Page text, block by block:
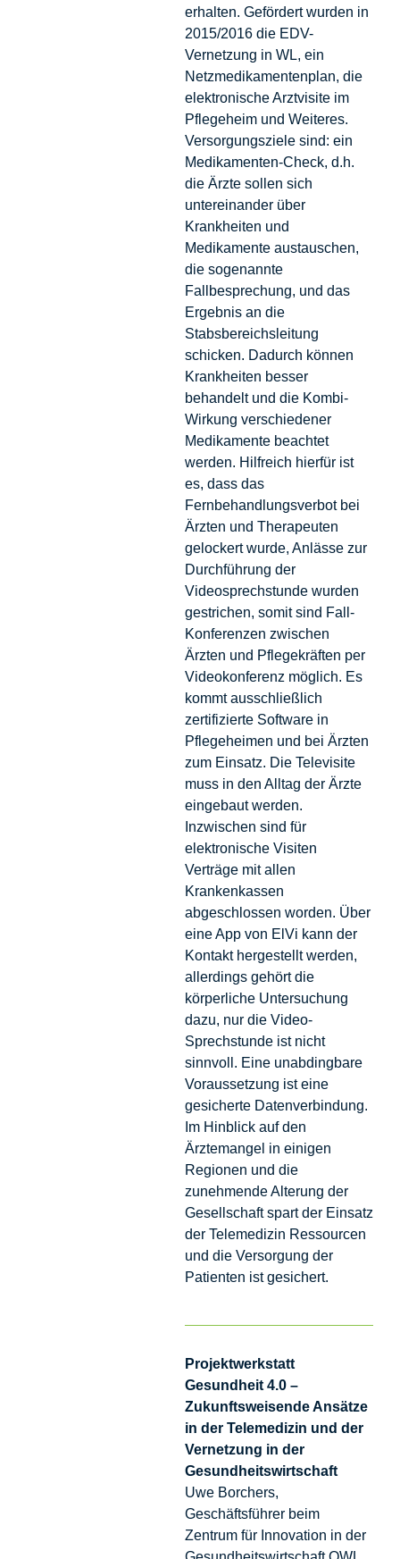
erhalten. Gefördert wurden in
2015/2016 die EDV-
Vernetzung in WL, ein
Netzmedikamentenplan, die
elektronische Arztvisite im
Pflegeheim und Weiteres.
Versorgungsziele sind: ein
Medikamenten-Check, d.h.
die Ärzte sollen sich
untereinander über
Krankheiten und
Medikamente austauschen,
die sogenannte
Fallbesprechung, und das
Ergebnis an die
Stabsbereichsleitung
schicken. Dadurch können
Krankheiten besser
behandelt und die Kombi-
Wirkung verschiedener
Medikamente beachtet
werden. Hilfreich hierfür ist
es, dass das
Fernbehandlungsverbot bei
Ärzten und Therapeuten
gelockert wurde, Anlässe zur
Durchführung der
Videosprechstunde wurden
gestrichen, somit sind Fall-
Konferenzen zwischen
Ärzten und Pflegekräften per
Videokonferenz möglich. Es
kommt ausschließlich
zertifizierte Software in
Pflegeheimen und bei Ärzten
zum Einsatz. Die Televisite
muss in den Alltag der Ärzte
eingebaut werden.
Inzwischen sind für
elektronische Visiten
Verträge mit allen
Krankenkassen
abgeschlossen worden. Über
eine App von ElVi kann der
Kontakt hergestellt werden,
allerdings gehört die
körperliche Untersuchung
dazu, nur die Video-
Sprechstunde ist nicht
sinnvoll. Eine unabdingbare
Voraussetzung ist eine
gesicherte Datenverbindung.
Im Hinblick auf den
Ärztemangel in einigen
Regionen und die
zunehmende Alterung der
Gesellschaft spart der Einsatz
der Telemedizin Ressourcen
und die Versorgung der
Patienten ist gesichert.
Projektwerkstatt
Gesundheit 4.0 –
Zukunftsweisende Ansätze
in der Telemedizin und der
Vernetzung in der
Gesundheitswirtschaft
Uwe Borchers,
Geschäftsführer beim
Zentrum für Innovation in der